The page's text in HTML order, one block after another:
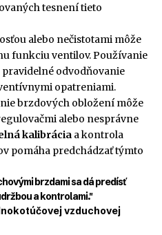
tesnení tieto
alebo nečistotami môže
funkciu ventilov. Používanie
odvodňovanie
opatreniami.
brzdových obložení môže
alebo nesprávne
kalibrácia a kontrola
pomáha predchádzať týmto
brzdami sa dá predísť
a kontrolami."
vzduchovej